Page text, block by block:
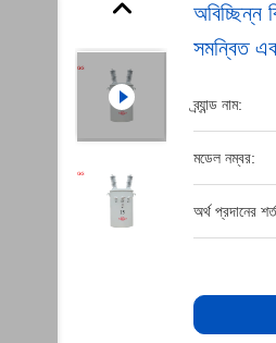
অবিচ্ছিন্ন
সমন্বিত
ব্র্যান্ড নাম:
মডেল নম্বর:
অর্থ প্রদানের